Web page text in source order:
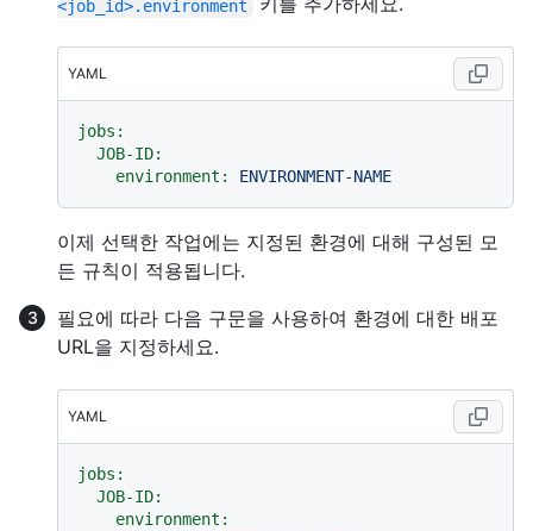
<job_id>.environment
YAML
jobs:
JOB-ID:
environment:
ENVIRONMENT-NAME
이제 선택한 작업에는 지정된 환경에 대해 구성된 모
든 규칙이 적용됩니다.
필요에 따라 다음 구문을 사용하여 환경에 대한 배포
URL을 지정하세요.
YAML
jobs:
JOB-ID:
environment: